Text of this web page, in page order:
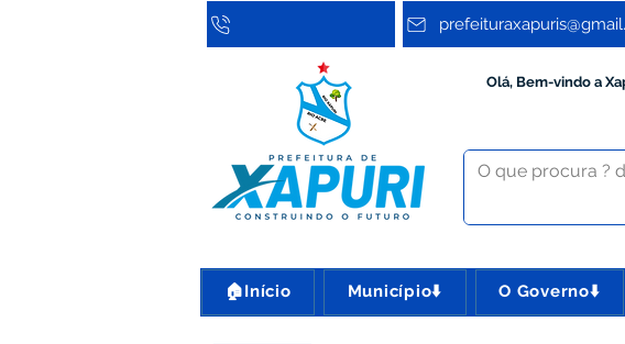
Olá, Bem-vindo a
🏠Início Município⬇️ O Governo⬇️